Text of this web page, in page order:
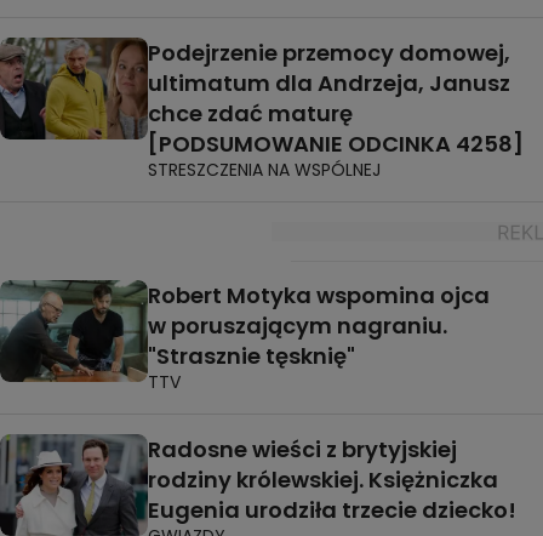
Podejrzenie przemocy domowej,
ultimatum dla Andrzeja, Janusz
chce zdać maturę
[PODSUMOWANIE ODCINKA 4258]
STRESZCZENIA NA WSPÓLNEJ
Robert Motyka wspomina ojca
w poruszającym nagraniu.
"Strasznie tęsknię"
TTV
Radosne wieści z brytyjskiej
rodziny królewskiej. Księżniczka
Eugenia urodziła trzecie dziecko!